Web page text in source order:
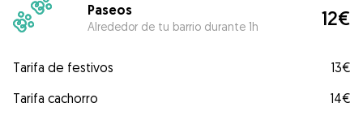
Paseos
Alrededor de tu barrio durante 1h 12€
Tarifa de festivos
13€
Tarifa cachorro
14€